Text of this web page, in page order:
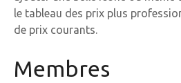
le tableau des prix plus
de prix courants.
Membres